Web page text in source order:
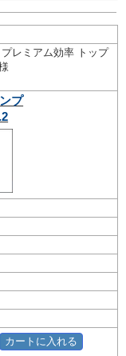
レミアム効率 トップ
プ
カートに入れる